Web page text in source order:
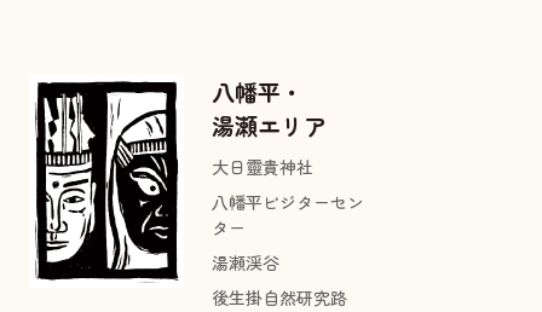
八幡平・
湯瀬エリア
大日靈貴神社
八幡平ビジターセン
ター
湯瀬渓谷
後生掛自然研究路